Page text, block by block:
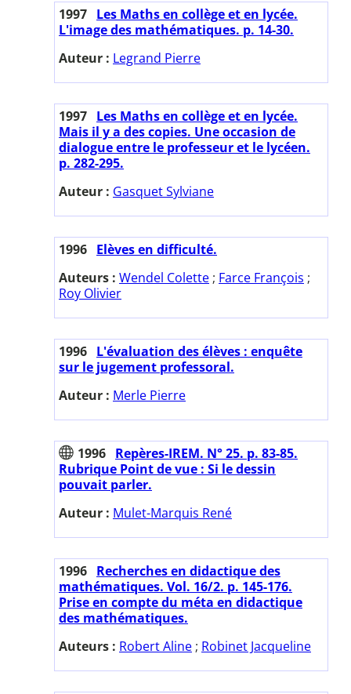
1997 Les Maths en collège et en lycée.
L'image des mathématiques. p. 14-30.
Auteur : Legrand Pierre
1997 Les Maths en collège et en lycée.
Mais il y a des copies. Une occasion de
dialogue entre le professeur et le lycéen.
p. 282-295.
Auteur : Gasquet Sylviane
1996 Elèves en difficulté.
Auteurs : Wendel Colette ; Farce François ;
Roy Olivier
1996 L'évaluation des élèves : enquête
sur le jugement professoral.
Auteur : Merle Pierre
1996 Repères-IREM. N° 25. p. 83-85.
Rubrique Point de vue : Si le dessin
pouvait parler.
Auteur : Mulet-Marquis René
1996 Recherches en didactique des
mathématiques. Vol. 16/2. p. 145-176.
Prise en compte du méta en didactique
des mathématiques.
Auteurs : Robert Aline ; Robinet Jacqueline